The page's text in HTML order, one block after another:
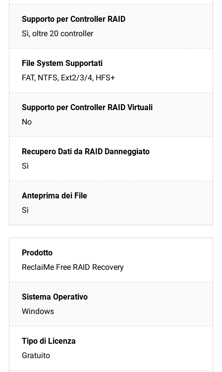
Sì, oltre 20 controller
FAT, NTFS, Ext2/3/4, HFS+
No
Sì
Sì
ReclaiMe Free RAID Recovery
Windows
Gratuito